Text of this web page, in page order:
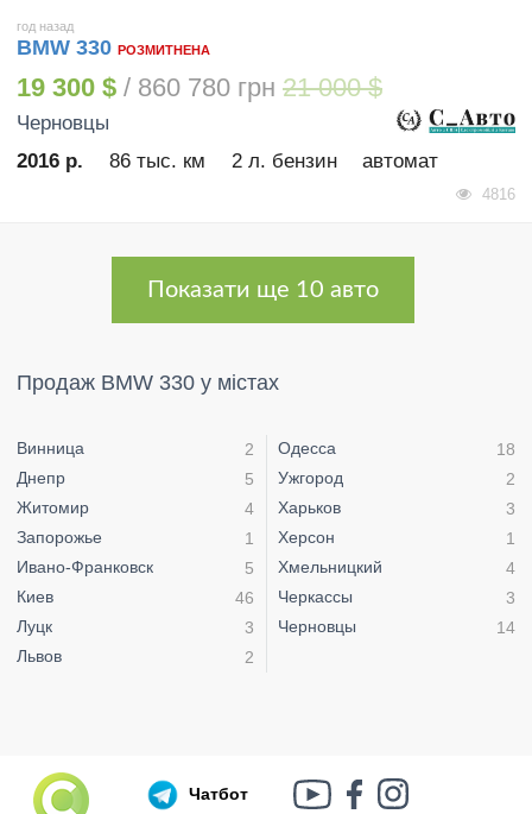
год назад
BMW 330 РОЗМИТНЕНА
19 300 $ / 860 780 грн 21 000 $
Черновцы
2016 р.
86 тыс. км 2 л. бензин автомат
4816
Показати ще 10 авто
Продаж BMW 330 у містах
Винница
2
Днепр
5
Житомир
4
Запорожье
1
Ивано-Франковск
5
Киев
46
Луцк
3
Львов
2
Одесса
18
Ужгород
2
Харьков
3
Херсон
1
Хмельницкий
4
Черкассы
3
Черновцы
14
Чатбот